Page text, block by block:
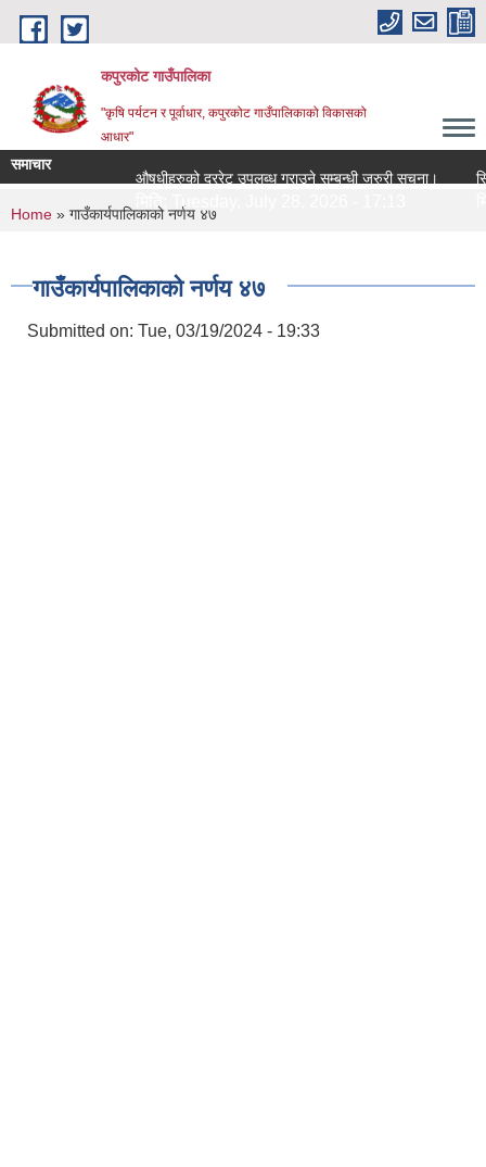
Skip to main content
कपुरकोट गाउँपालिका
"कृषि पर्यटन र पूर्वाधार, कपुरकोट गाउँपालिकाको विकासको
आधार"
समाचार
औषधीहरुको दररेट उपलब्ध गराउने सम्बन्धी जरुरी सूचना।
मिति: Tuesday, July 28, 2026 - 17:13
You are here
Home » गाउँकार्यपालिकाको नर्णय ४७
गाउँकार्यपालिकाको नर्णय ४७
Submitted on: Tue, 03/19/2024 - 19:33